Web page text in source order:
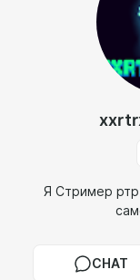
Я Стример
CHAT